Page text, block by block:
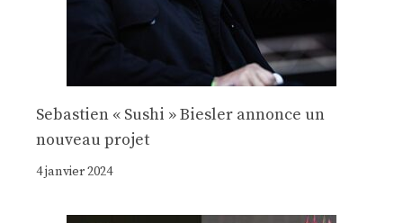
Sebastien « Sushi » Biesler annonce un
nouveau projet
4 janvier 2024